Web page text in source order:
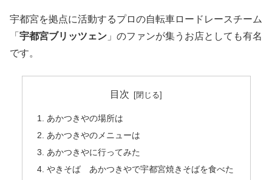
宇都宮を拠点に活動するプロの自転車ロードレースチーム
「 宇都宮ブリッツェン 」のファンが集うお店としても有名
です。
目次
あかつきやの場所は
あかつきやのメニューは
あかつきやに行ってみた
やきそば あかつきやで宇都宮焼きそばを食べた